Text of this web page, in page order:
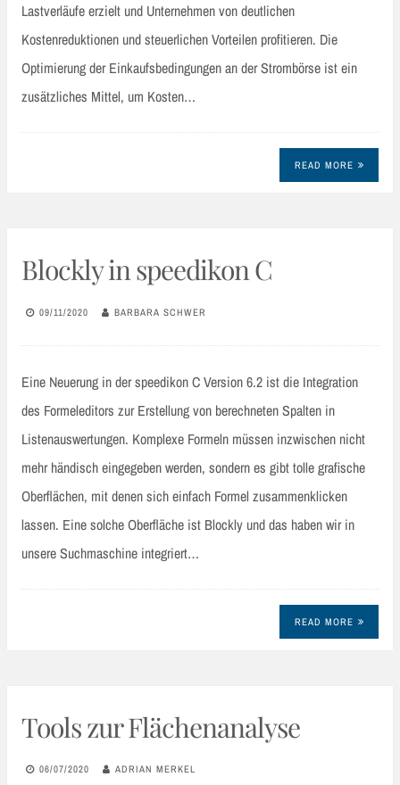
Lastverläufe erzielt und Unternehmen von deutlichen
Kostenreduktionen und steuerlichen Vorteilen profitieren. Die
Optimierung der Einkaufsbedingungen an der Strombörse ist ein
zusätzliches Mittel, um Kosten…
READ MORE
Blockly in speedikon C
09/11/2020 BARBARA SCHWER
Eine Neuerung in der speedikon C Version 6.2 ist die Integration
des Formeleditors zur Erstellung von berechneten Spalten in
Listenauswertungen. Komplexe Formeln müssen inzwischen nicht
mehr händisch eingegeben werden, sondern es gibt tolle grafische
Oberflächen, mit denen sich einfach Formel zusammenklicken
lassen. Eine solche Oberfläche ist Blockly und das haben wir in
unsere Suchmaschine integriert…
READ MORE
Tools zur Flächenanalyse
06/07/2020 ADRIAN MERKEL